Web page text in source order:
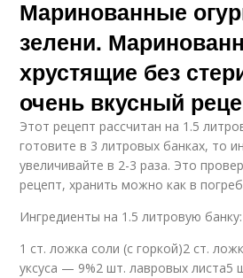
Маринованные
зелени.
хрустящие без
очень вкусный
Этот рецепт рассчитан на 1.5
готовите в 3 литровых банках, то
увеличивайте в 2-3 раза. Это
рецепт, хранить можно как в
Ингредиенты на 1.5 литровую банку:
1 ст. ложка соли (с горкой)2 ст.
уксуса — 9%2 шт. лавровых листа5